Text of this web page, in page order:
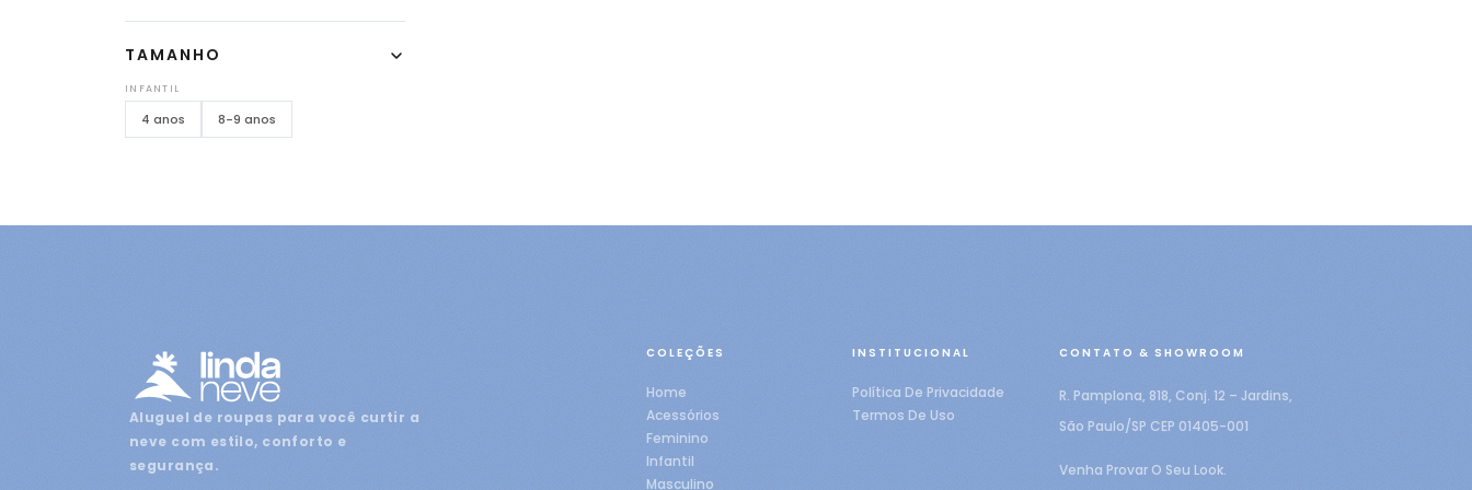
TAMANHO
INFANTIL
4 anos 8-9 anos
Aluguel de roupas para você curtir a
neve com estilo, conforto e
segurança.
COLEÇÕES
Home
Acessórios
Feminino
Infantil
Masculino
INSTITUCIONAL
Política De Privacidade
Termos De Uso
CONTATO & SHOWROOM
R. Pamplona, 818, Conj. 12 – Jardins,
São Paulo/SP CEP 01405-001
Venha Provar O Seu Look.